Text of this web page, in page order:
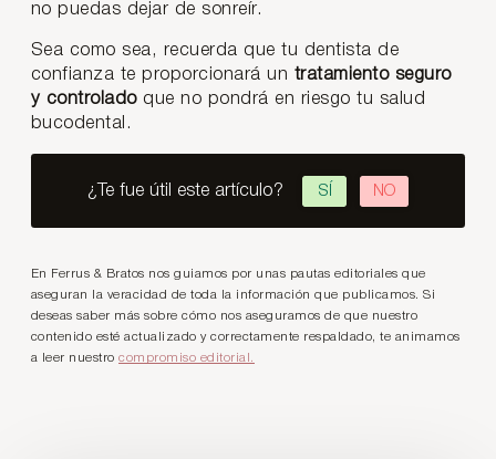
no puedas dejar de sonreír.
Sea como sea, recuerda que tu dentista de
confianza te proporcionará un tratamiento seguro
y controladoque no pondrá en riesgo tu salud
bucodental.
¿Te fue útil este artículo? SÍ NO
En Ferrus & Bratos nos guiamos por unas pautas editoriales que
aseguran la veracidad de toda la información que publicamos. Si
deseas saber más sobre cómo nos aseguramos de que nuestro
contenido esté actualizado y correctamente respaldado, te animamos
a leer nuestrocompromiso editorial.